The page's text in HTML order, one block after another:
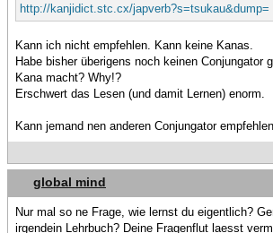
http://kanjidict.stc.cx/japverb?s=tsukau&dump=
Kann ich nicht empfehlen. Kann keine Kanas.
Habe bisher überigens noch keinen Conjungator
Kana macht? Why!?
Erschwert das Lesen (und damit Lernen) enorm.
Kann jemand nen anderen Conjungator
global mind
Nur mal so ne Frage, wie lernst du eigentlich?
irgendein Lehrbuch? Deine Fragenflut laesst